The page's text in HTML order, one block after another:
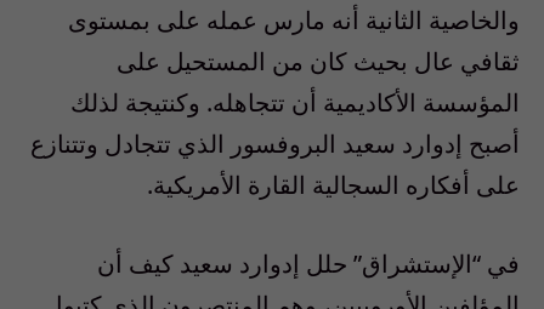
والخاصية الثانية أنه مارس عمله على بمستوى
ثقافي عال بحيث كان من المستحيل على
المؤسسة الأكاديمية أن تتجاهله. وكنتيجة لذلك
أصبح إدوارد سعيد البروفسور الذي تتجادل وتتنازع
على أفكاره السجالية القارة الأمريكية.
في “الإستشراق” حلل إدوارد سعيد كيف أن